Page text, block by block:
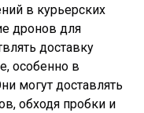
в курьерских
дронов для
доставку
особенно в
могут доставлять
обходя пробки и